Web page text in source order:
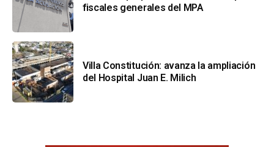
fiscales generales del MPA
Villa Constitución: avanza la ampliación
del Hospital Juan E. Milich